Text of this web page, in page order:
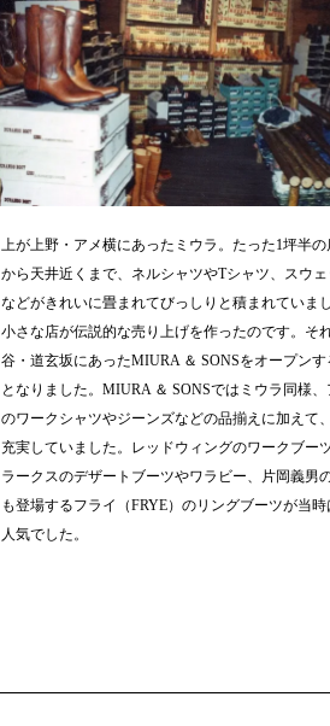
上が上野・アメ横にあったミウラ。たった1坪半
から天井近くまで、ネルシャツやTシャツ、スウ
などがきれいに畳まれてびっしりと積まれていま
小さな店が伝説的な売り上げを作ったのです。そ
谷・道玄坂にあったMIURA ＆ SONSをオープンす
となりました。MIURA ＆ SONSではミウラ同様
のワークシャツやジーンズなどの品揃えに加えて
充実していました。レッドウィングのワークブー
ラークスのデザートブーツやワラビー、片岡義男
も登場するフライ（FRYE）のリングブーツが当
人気でした。